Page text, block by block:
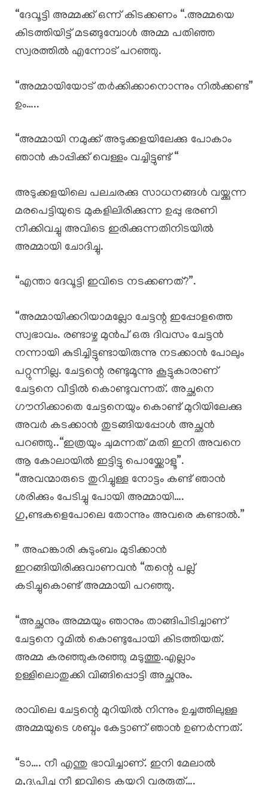
“ദേവൂട്ടി അമ്മക്ക് ഒന്ന്‌ കിടക്കണം “.അമ്മയെ
കിടത്തിയിട്ട് മടങ്ങുമ്പോൾ അമ്മ പതിഞ്ഞ
സ്വരത്തിൽ എന്നോട് പറഞ്ഞു.
“അമ്മായിയോട് തർക്കിക്കാനൊന്നും നിൽക്കണ്ട”
ഉം…..
“അമ്മായി നമുക്ക് അടുക്കളയിലേക്കു പോകാം
ഞാൻ കാപ്പിക്ക് വെള്ളം വച്ചിട്ടുണ്ട് “
അടുക്കളയിലെ പലചരക്കു സാധനങ്ങൾ വയ്ക്കുന്ന
മരപെട്ടിയുടെ മുകളിലിരിക്കുന്ന ഉപ്പു ഭരണി
നീക്കിവച്ചു അവിടെ ഇരിക്കുന്നതിനിടയിൽ
അമ്മായി ചോദിച്ചു.
“എന്താ ദേവൂട്ടി ഇവിടെ നടക്കണത്?”.
“അമ്മായിക്കറിയാമല്ലോ ചേട്ടന്റ ഇപ്പോളത്തെ
സ്വഭാവം. രണ്ടാഴ്ച മുൻപ് ഒരു ദിവസം ചേട്ടൻ
നന്നായി കുടിച്ചിട്ടുണ്ടായിരുന്നു നടക്കാൻ പോലും
പറ്റുന്നില്ല. ചേട്ടന്റെ രണ്ടുമൂന്നു കൂട്ടുകാരാണ്
ചേട്ടനെ വീട്ടിൽ കൊണ്ടുവന്നത്. അച്ഛനെ
ഗൗനിക്കാതെ ചേട്ടനെയും കൊണ്ട് മുറിയിലേക്കു
അവർ കടക്കാൻ തുടങ്ങിയപ്പോൾ അച്ഛൻ
പറഞ്ഞു..“ഇത്രയും ചുമന്നത് മതി ഇനി അവനെ
ആ കോലായിൽ ഇട്ടിട്ടു പൊയ്ക്കോളൂ”.
“അവന്മാരുടെ തുറിച്ചുള്ള നോട്ടം കണ്ട് ഞാൻ
ശരിക്കും പേടിച്ചു പോയി അമ്മായി….
ഗു,ണ്ടകളെപോലെ തോന്നും അവരെ കണ്ടാൽ.”
” അഹങ്കാരി കുടുംബം മുടിക്കാൻ
ഇറങ്ങിയിരിക്കുവാണവൻ “തന്റെ പല്ല്
കടിച്ചുകൊണ്ട് അമ്മായി പറഞ്ഞു.
“അച്ഛനും അമ്മയും ഞാനും താങ്ങിപിടിച്ചാണ്
ചേട്ടനെ റൂമിൽ കൊണ്ടുപോയി കിടത്തിയത്.
അമ്മ കരഞ്ഞുകരഞ്ഞു മടുത്തു.എല്ലാം
ഉള്ളിലൊതുക്കി വിങ്ങിപ്പൊട്ടി അച്ഛനും.
രാവിലെ ചേട്ടന്റെ മുറിയിൽ നിന്നും ഉച്ചത്തിലുള്ള
അമ്മയുടെ ശബ്ദം കേട്ടാണ് ഞാൻ ഉണർന്നത്.
“ടാ…. നീ എന്തു ഭാവിച്ചാണ്. ഇനി മേലാൽ
മ,ദ്യപിച്ചു നീ ഇവിടെ കയറി വരരുത്….